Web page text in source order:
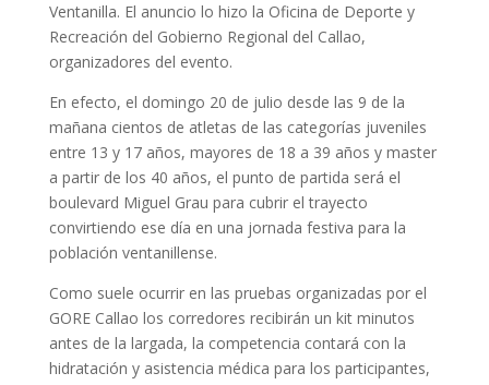
Ventanilla. El anuncio lo hizo la Oficina de Deporte y
Recreación del Gobierno Regional del Callao,
organizadores del evento.
En efecto, el domingo 20 de julio desde las 9 de la
mañana cientos de atletas de las categorías juveniles
entre 13 y 17 años, mayores de 18 a 39 años y master
a partir de los 40 años, el punto de partida será el
boulevard Miguel Grau para cubrir el trayecto
convirtiendo ese día en una jornada festiva para la
población ventanillense.
Como suele ocurrir en las pruebas organizadas por el
GORE Callao los corredores recibirán un kit minutos
antes de la largada, la competencia contará con la
hidratación y asistencia médica para los participantes,